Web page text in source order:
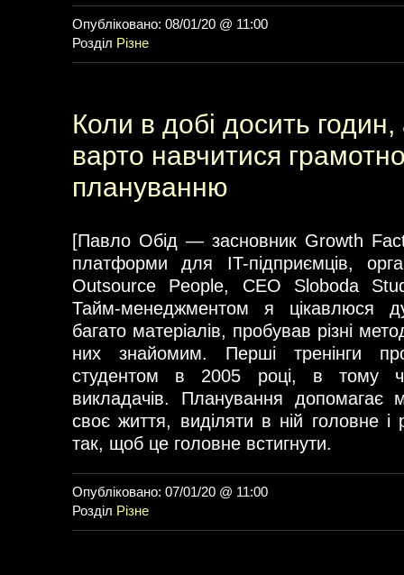
Опубліковано: 08/01/20 @ 11:00
Розділ Різне
Коли в добі досить
варто навчитися
плануванню
[Павло Обід — засновник Growth
платформи для IT-підприємців,
Outsource People, CEO Sloboda
Тайм-менеджментом я цікавлюся
багато матеріалів, пробував різні
них знайомим. Перші тренінги
студентом в 2005 році, в тому
викладачів. Планування допомагає
своє життя, виділяти в ній головне і
так, щоб це головне встигнути.
Опубліковано: 07/01/20 @ 11:00
Розділ Різне